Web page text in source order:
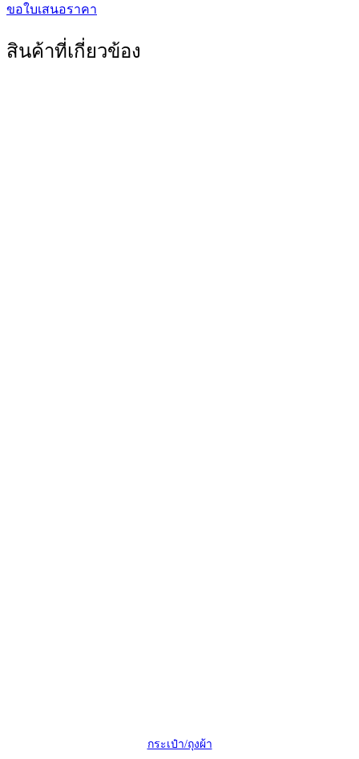
ขอใบเสนอราคา
สินค้าที่เกี่ยวข้อง
กระเป๋า/ถุงผ้า